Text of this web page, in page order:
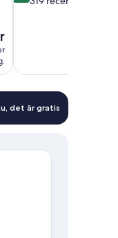
det är gratis